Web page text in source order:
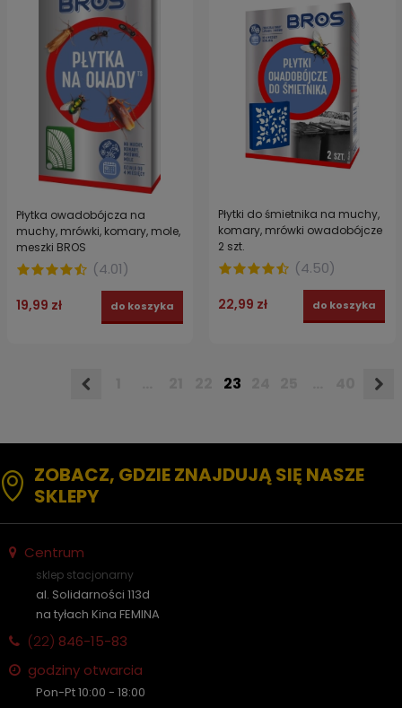
Płytka owadobójcza na
muchy, mrówki, komary, mole,
meszki BROS
(4.01)
19,99 zł do koszyka
Płytki do śmietnika na muchy,
komary, mrówki owadobójcze
2 szt.
(4.50)
22,99 zł do koszyka
23
ZOBACZ, GDZIE ZNAJDUJĄ SIĘ NASZE
SKLEPY
Centrum
sklep stacjonarny
al. Solidarności 113d
na tyłach Kina FEMINA
(22) 846-15-83
godziny otwarcia
Pon-Pt 10:00 - 18:00